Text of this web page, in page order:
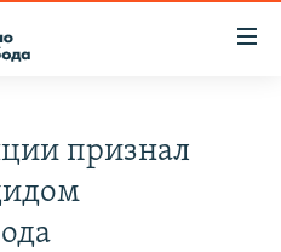
признал